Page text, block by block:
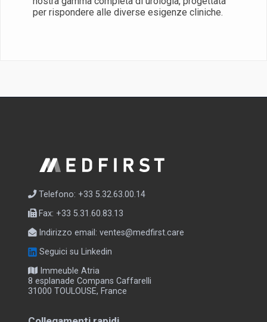
per rispondere alle diverse esigenze cliniche.
Telefono: +33 5.32.63.00.14
Fax: +33 5.31.60.83.13
Indirizzo email:ventes@medfirst.care
Seguici su Linkedin
Immeuble Atria
8 esplanade Compans Caffarelli
31000 TOULOUSE, France